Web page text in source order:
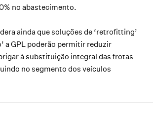
no abastecimento.
ainda que soluções de ‘retrofitting’
a GPL poderão permitir reduzir
à substituição integral das frotas
no segmento dos veículos